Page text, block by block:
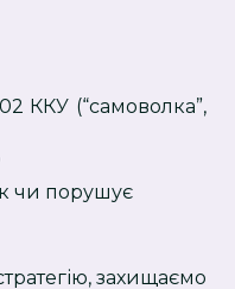
ККУ (“самоволка”,
чи порушує
захищаємо